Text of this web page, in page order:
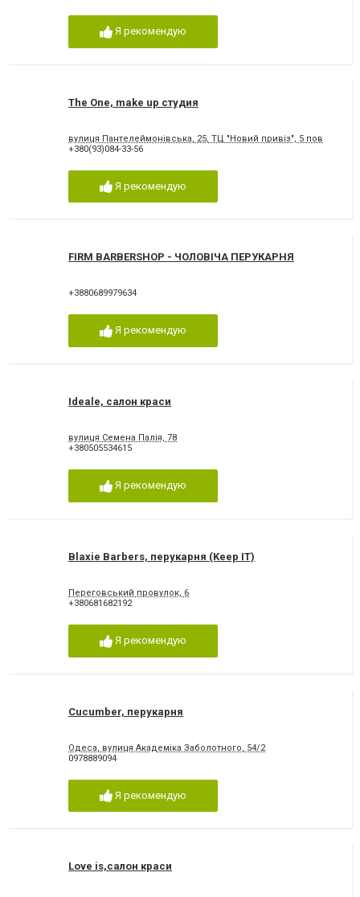
Я рекомендую
The One, make up студия
вулиця Пантелеймонівська, 25, ТЦ "Новий привіз", 5 пов
+380(93)084-33-56
Я рекомендую
FIRM BARBERSHOP - ЧОЛОВІЧА ПЕРУКАРНЯ
+3880689979634
Я рекомендую
Ideale, салон краси
вулиця Семена Палія, 78
+380505534615
Я рекомендую
Blaxie Barbers, перукарня (Keep IT)
Переговський провулок, 6
+380681682192
Я рекомендую
Cucumber, перукарня
Одеса, вулиця Академіка Заболотного, 54/2
0978889094
Я рекомендую
Love is,салон краси